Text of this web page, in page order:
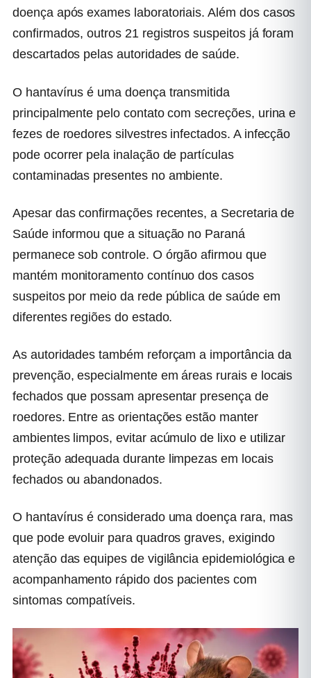
doença após exames laboratoriais. Além dos casos
confirmados, outros 21 registros suspeitos já foram
descartados pelas autoridades de saúde.
O hantavírus é uma doença transmitida
principalmente pelo contato com secreções, urina e
fezes de roedores silvestres infectados. A infecção
pode ocorrer pela inalação de partículas
contaminadas presentes no ambiente.
Apesar das confirmações recentes, a Secretaria de
Saúde informou que a situação no Paraná
permanece sob controle. O órgão afirmou que
mantém monitoramento contínuo dos casos
suspeitos por meio da rede pública de saúde em
diferentes regiões do estado.
As autoridades também reforçam a importância da
prevenção, especialmente em áreas rurais e locais
fechados que possam apresentar presença de
roedores. Entre as orientações estão manter
ambientes limpos, evitar acúmulo de lixo e utilizar
proteção adequada durante limpezas em locais
fechados ou abandonados.
O hantavírus é considerado uma doença rara, mas
que pode evoluir para quadros graves, exigindo
atenção das equipes de vigilância epidemiológica e
acompanhamento rápido dos pacientes com
sintomas compatíveis.